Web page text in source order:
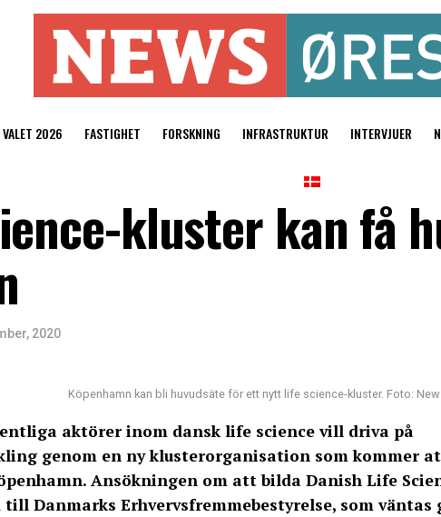
VALET 2026 FASTIGHET FORSKNING INFRASTRUKTUR INTERVJUER
kluster kan få
2020
Köpenhamn kan bli huvudsäte för ett nytt life science-kluster. Foto:
aktörer inom dansk life science vill driva på
genom en ny klusterorganisation som kommer
Ansökningen om att bilda Danish Life
Danmarks Erhvervsfremmebestyrelse, som väntas